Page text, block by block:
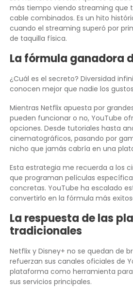
más tiempo viendo streaming que
cable combinados. Es un hito
cuando el streaming superó por
de taquilla física.
La fórmula ganadora
¿Cuál es el secreto? Diversidad
conocen mejor que nadie los
Mientras Netflix apuesta por
pueden funcionar o no, YouTube
opciones. Desde tutoriales hasta
cinematográficos, pasando por
nicho que jamás cabría en una
Esta estrategia me recuerda a los
que programan películas
concretas. YouTube ha escalado
convertirlo en la fórmula más
La respuesta de las
tradicionales
Netflix y Disney+ no se quedan de
refuerzan sus canales oficiales de
plataforma como herramienta
sus servicios principales.